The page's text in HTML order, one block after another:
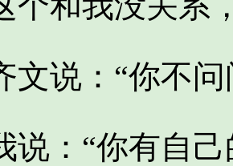
：“你不问
“你有自己